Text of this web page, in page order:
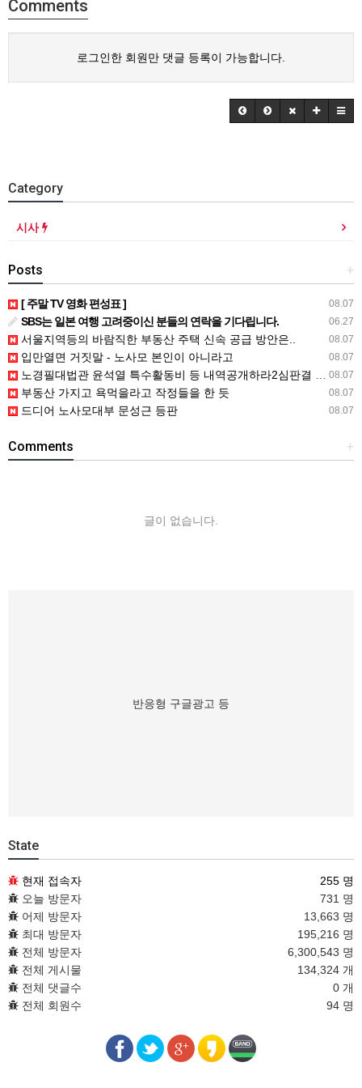
Comments
로그인한 회원만 댓글 등록이 가능합니다.
Category
시사
+
Posts
08.07
[ 주말 TV 영화 편성표 ]
06.27
SBS는 일본 여행 고려중이신 분들의 연락을 기다립니다.
08.07
서울지역등의 바람직한 부동산 주택 신속 공급 방안은..
08.07
입만열면 거짓말 - 노사모 본인이 아니라고
08.07
노경필대법관 윤석열 특수활동비 등 내역공개하라2심판결 파기환송
08.07
부동산 가지고 욕먹을라고 작정들을 한 듯
08.07
드디어 노사모대부 문성근 등판
+
Comments
글이 없습니다.
반응형 구글광고 등
State
현재 접속자
255 명
오늘 방문자
731 명
어제 방문자
13,663 명
최대 방문자
195,216 명
전체 방문자
6,300,543 명
전체 게시물
134,324 개
전체 댓글수
0 개
전체 회원수
94 명